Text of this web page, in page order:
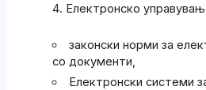
Електронско
законски норми за
со документи,
Електронски системи